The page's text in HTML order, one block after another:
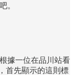
。
據一位在品川站看
，首先顯示的這則標